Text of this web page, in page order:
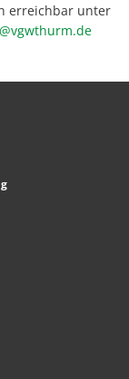
erreichbar unter